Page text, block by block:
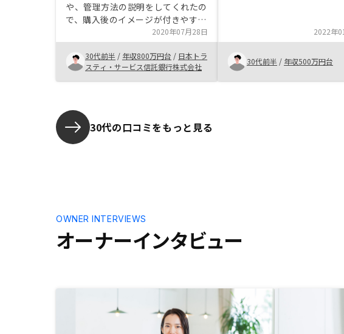
や、管理方法の説明をしてくれたの
で、購入後のイメージが付きやすか
った。また、購入前においては状況
を逐一連絡してくれ、購入に向けた
意欲がついた。購入後の個々人に対
するアフターケアをもう少し手厚く
してほしい。定期的に資産状況の整
とより安心して物件の維持ができる
2020年07月28日
30代前半 / 年収800万円台 / 日本トラ
スティ・サービス信託銀行株式会社
てみるだけでもぜひオスス
2022年
30代前半 / 年収500万円台
30代の口コミをもっと見る
オーナーインタビュー
OWNER INTERVIEWS